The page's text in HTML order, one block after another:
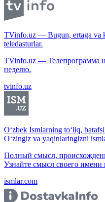
TVinfo.uz — Bugun, ertaga va
teledasturlar.
TVinfo.uz — Телепрограмма
неделю.
tvinfo.uz
O‘zbek Ismlarning to‘liq,
O‘zingiz va yaqinlaringizni
Полный смысл,
Узнайте смысл своего
ismlar.com